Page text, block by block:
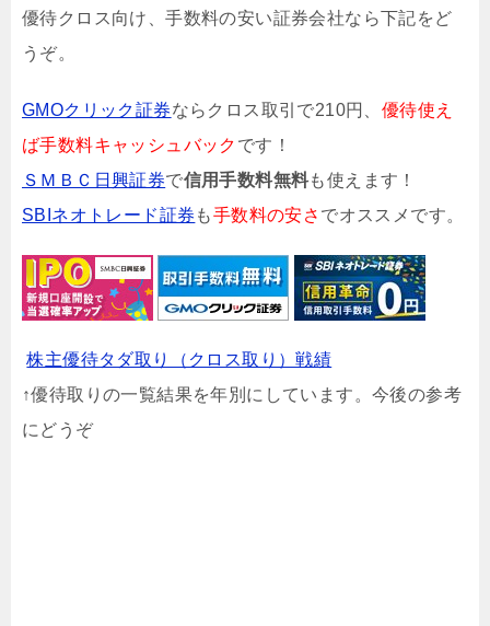
優待クロス向け、手数料の安い証券会社なら下記をど
うぞ。
GMOクリック証券ならクロス取引で210円、 優待使え
ば手数料キャッシュバック です！
ＳＭＢＣ日興証券で信用手数料無料も使えます！
SBIネオトレード証券 も手数料の安さ でオススメです。
株主優待タダ取り（クロス取り）戦績
↑優待取りの一覧結果を年別にしています。今後の参考
にどうぞ